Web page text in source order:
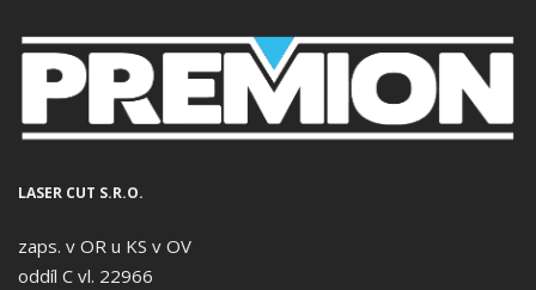
LASER CUT S.R.O.
zaps. v OR u KS v OV
oddíl C vl. 22966